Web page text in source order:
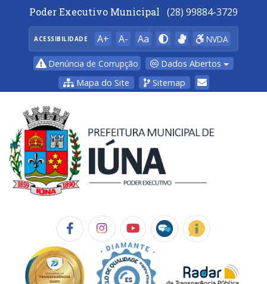
Poder Executivo Municipal (28) 99884-3729
ACESSIBILIDADE A+ A- Aa NVDA
Denúncia de Corrupção
Dados Abertos
Mapa do Site
Sitemap